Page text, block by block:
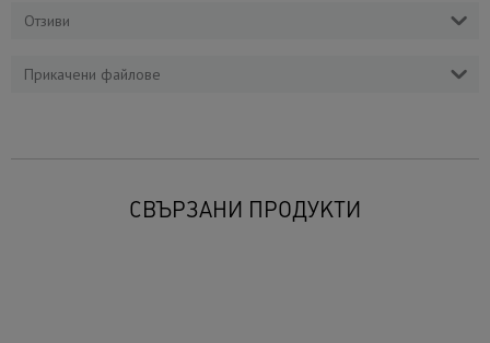
Отзиви
Прикачени файлове
СВЪРЗАНИ ПРОДУКТИ